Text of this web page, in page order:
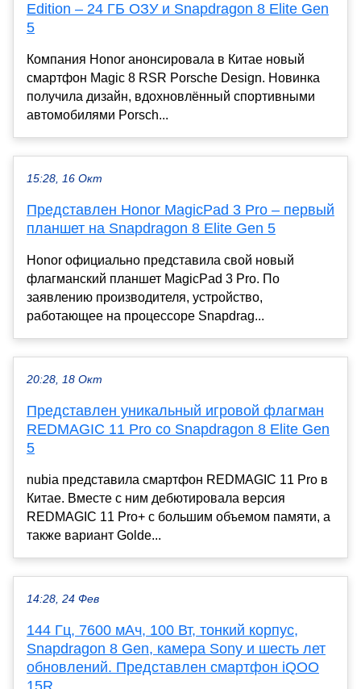
Edition – 24 ГБ ОЗУ и Snapdragon 8 Elite Gen
5
Компания Honor анонсировала в Китае новый
смартфон Magic 8 RSR Porsche Design. Новинка
получила дизайн, вдохновлённый спортивными
автомобилями Porsch...
15:28, 16 Окт
Представлен Honor MagicPad 3 Pro – первый
планшет на Snapdragon 8 Elite Gen 5
Honor официально представила свой новый
флагманский планшет MagicPad 3 Pro. По
заявлению производителя, устройство,
работающее на процессоре Snapdrag...
20:28, 18 Окт
Представлен уникальный игровой флагман
REDMAGIC 11 Pro со Snapdragon 8 Elite Gen
5
nubia представила смартфон REDMAGIC 11 Pro в
Китае. Вместе с ним дебютировала версия
REDMAGIC 11 Pro+ с большим объемом памяти, а
также вариант Golde...
14:28, 24 Фев
144 Гц, 7600 мАч, 100 Вт, тонкий корпус,
Snapdragon 8 Gen, камера Sony и шесть лет
обновлений. Представлен смартфон iQOO